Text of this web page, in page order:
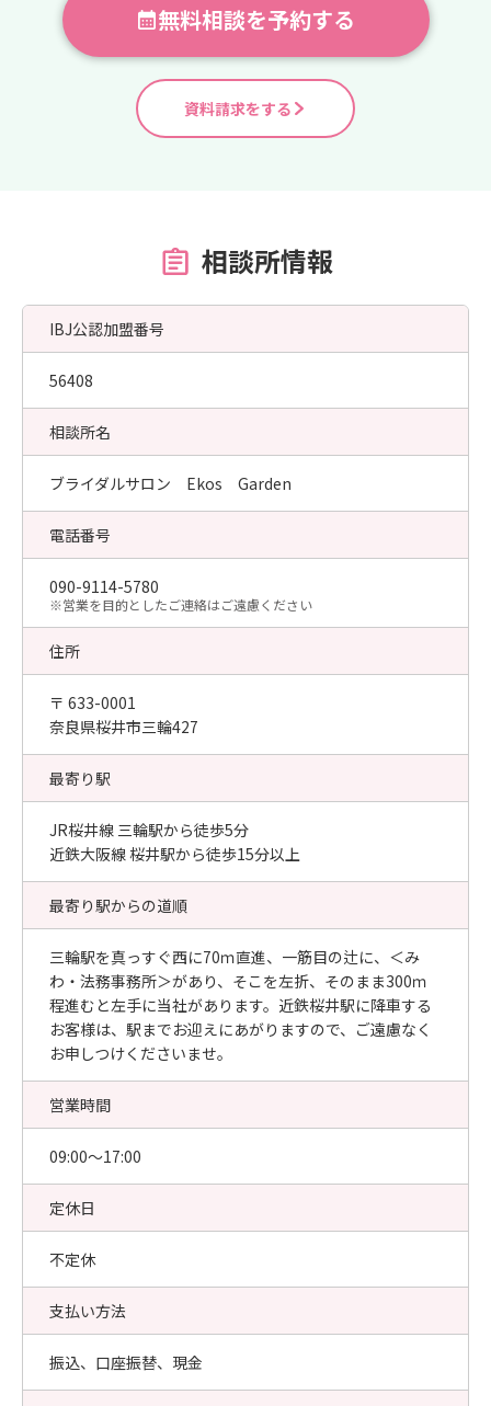
無料相談を予約する
資料請求をする
相談所情報
IBJ公認加盟番号
56408
相談所名
ブライダルサロン Ekos Garden
電話番号
090-9114-5780
​※営業を目的としたご連絡はご遠慮ください
住所
〒 633-0001
奈良県桜井市三輪427
最寄り駅
JR桜井線 三輪駅から徒歩5分
近鉄大阪線 桜井駅から徒歩15分以上
最寄り駅からの道順
三輪駅を真っすぐ西に70ｍ直進、一筋目の辻に、＜み
わ・法務事務所＞があり、そこを左折、そのまま300ｍ
程進むと左手に当社があります。近鉄桜井駅に降車する
お客様は、駅までお迎えにあがりますので、ご遠慮なく
お申しつけくださいませ。
営業時間
09:00〜17:00
定休日
不定休
支払い方法
振込、口座振替、現金